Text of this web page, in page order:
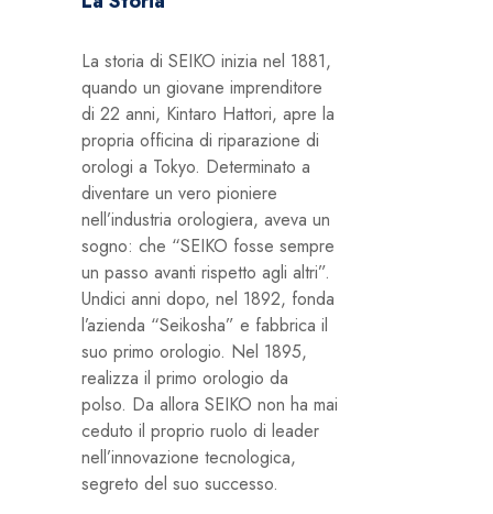
La storia di SEIKO inizia nel 1881,
quando un giovane imprenditore
di 22 anni, Kintaro Hattori, apre la
propria officina di riparazione di
orologi a Tokyo. Determinato a
diventare un vero pioniere
nell’industria orologiera, aveva un
sogno: che “SEIKO fosse sempre
un passo avanti rispetto agli altri”.
Undici anni dopo, nel 1892, fonda
l’azienda “Seikosha” e fabbrica il
suo primo orologio. Nel 1895,
realizza il primo orologio da
polso. Da allora SEIKO non ha mai
ceduto il proprio ruolo di leader
nell’innovazione tecnologica,
segreto del suo successo.